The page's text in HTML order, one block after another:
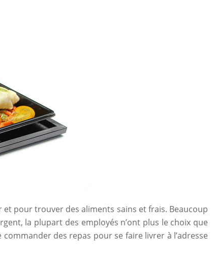
pour trouver des aliments sains et frais. Beaucoup
la plupart des employés n’ont plus le choix que
des repas pour se faire livrer à l’adresse